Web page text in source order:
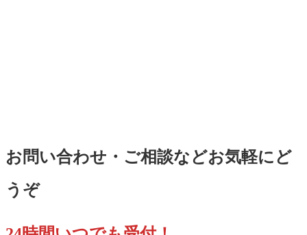
お問い合わせ・ご相談などお気軽にど
うぞ